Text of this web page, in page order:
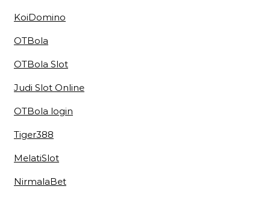
KoiDomino
OTBola
OTBola Slot
Judi Slot Online
OTBola login
Tiger388
MelatiSlot
NirmalaBet